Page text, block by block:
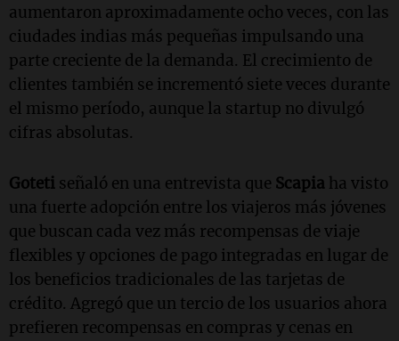
aumentaron aproximadamente ocho veces, con las
ciudades indias más pequeñas impulsando una
parte creciente de la demanda. El crecimiento de
clientes también se incrementó siete veces durante
el mismo período, aunque la startup no divulgó
cifras absolutas.
Goteti señaló en una entrevista que Scapia ha visto
una fuerte adopción entre los viajeros más jóvenes
que buscan cada vez más recompensas de viaje
flexibles y opciones de pago integradas en lugar de
los beneficios tradicionales de las tarjetas de
crédito. Agregó que un tercio de los usuarios ahora
prefieren recompensas en compras y cenas en